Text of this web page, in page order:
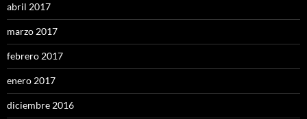
abril 2017
marzo 2017
febrero 2017
enero 2017
diciembre 2016